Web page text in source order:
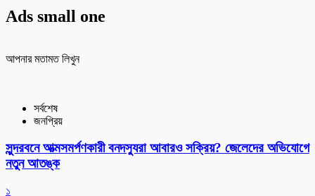
Ads small one
আপনার মতামত লিখুন
সর্বশেষ
জনপ্রিয়
সুন্দরবনে আত্মসমর্পণকারী বনদস্যুরা আবারও সক্রিয়? জেলেদের অভিযোগে
নতুন আতঙ্ক
১